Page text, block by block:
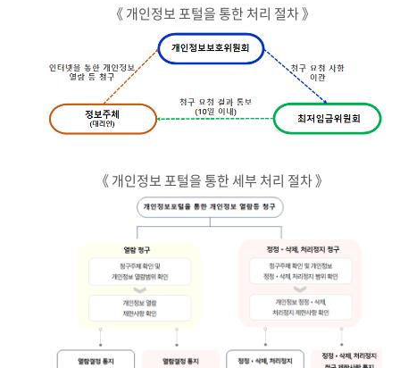
《 개인정보 포털을 통한 처리 절차 》
《 개인정보 포털을 통한 세부 처리 절차 》